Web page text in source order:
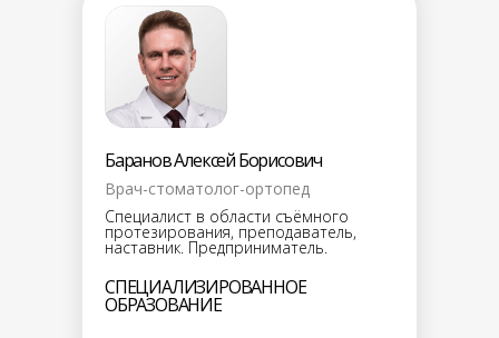
Баранов Алексей Борисович
Специалист в области съёмного
протезирования, преподаватель,
наставник. Предприниматель.
Врач-стоматолог-ортопед
СПЕЦИАЛИЗИРОВАННОЕ
ОБРАЗОВАНИЕ
инструменты и материалы
для врача
для зубного техника
гигиена и профилактика
работы с пациентами
работы мастер-техников
патенты и сертификаты